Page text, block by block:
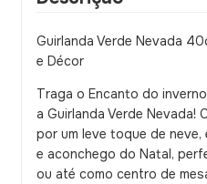
Guirlanda Verde Nevada
e Décor
Traga o Encanto do
a Guirlanda Verde Nevada!
por um leve toque de
e aconchego do Natal,
ou até como centro de